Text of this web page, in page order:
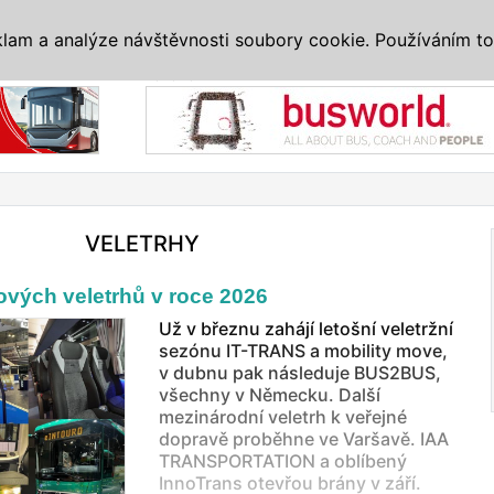
VELETRHY
veletrhů v roce 2026
Už v březnu zahájí letošní veletržní
sezónu IT-TRANS a mobility move,
v dubnu pak následuje BUS2BUS,
všechny v Německu. Další
mezinárodní veletrh k veřejné
dopravě proběhne ve Varšavě. IAA
TRANSPORTATION a oblíbený
InnoTrans otevřou brány v září.
a analýze návštěvnosti soubory cookie. Používáním